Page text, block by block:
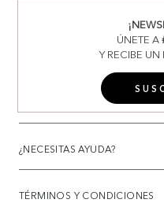
ÚNETE A
Y RECIBE
¿NECESITAS AYUDA?
TÉRMINOS Y CONDICIONES